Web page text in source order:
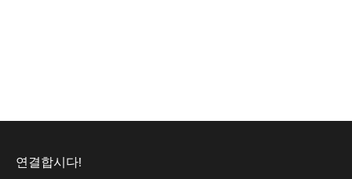
연결합시다!